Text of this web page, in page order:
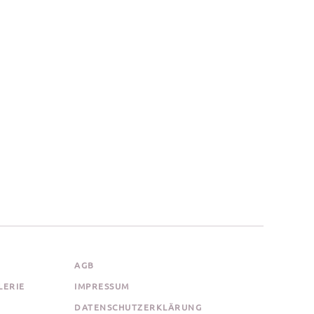
AGB
IMPRESSUM
DATENSCHUTZERKLÄRUNG